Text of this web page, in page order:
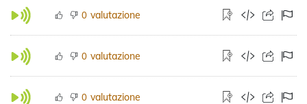
0 valutazione
0 valutazione
0 valutazione